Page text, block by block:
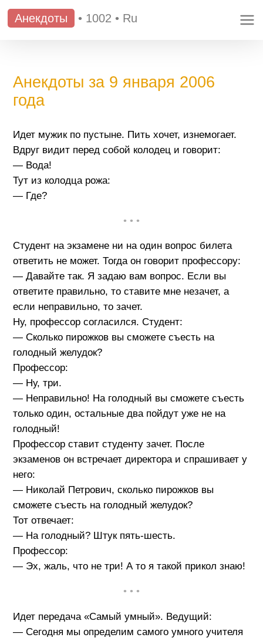
Анекдоты • 1002 • Ru
Анекдоты за 9 января 2006
года
Идет мужик по пустыне. Пить хочет, изнемогает.
Вдруг видит перед собой колодец и говорит:
— Вода!
Тут из колодца рожа:
— Где?
• • •
Студент на экзамене ни на один вопрос билета
ответить не может. Тогда он говорит профессору:
— Давайте так. Я задаю вам вопрос. Если вы
ответите правильно, то ставите мне незачет, а
если неправильно, то зачет.
Ну, профессор согласился. Студент:
— Сколько пирожков вы сможете съесть на
голодный желудок?
Профессор:
— Ну, три.
— Неправильно! На голодный вы сможете съесть
только один, остальные два пойдут уже не на
голодный!
Профессор ставит студенту зачет. После
экзаменов он встречает директора и спрашивает у
него:
— Николай Петрович, сколько пирожков вы
сможете съесть на голодный желудок?
Тот отвечает:
— На голодный? Штук пять-шесть.
Профессор:
— Эх, жаль, что не три! А то я такой прикол знаю!
• • •
Идет передача «Самый умный». Ведущий:
— Сегодня мы определим самого умного учителя